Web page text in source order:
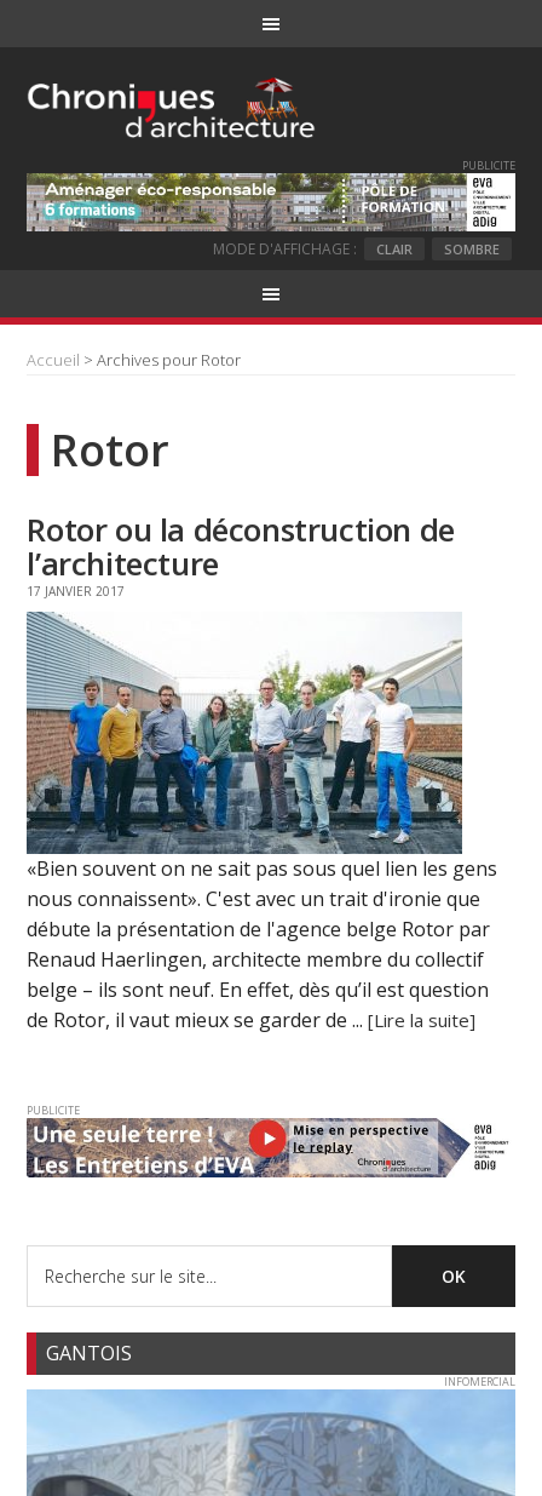
PUBLICITE
MODE D'AFFICHAGE : CLAIR SOMBRE
Accueil > Archives pour Rotor
Rotor
Rotor ou la déconstruction de
l’architecture
17 JANVIER 2017
«Bien souvent on ne sait pas sous quel lien les gens
nous connaissent». C'est avec un trait d'ironie que
débute la présentation de l'agence belge Rotor par
Renaud Haerlingen, architecte membre du collectif
belge – ils sont neuf. En effet, dès qu’il est question
de Rotor, il vaut mieux se garder de ...[Lire la suite]
PUBLICITE
GANTOIS
INFOMERCIAL